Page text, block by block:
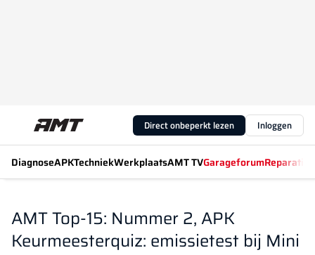
Direct onbeperkt lezen Inloggen
DiagnoseAPKTechniekWerkplaatsAMT TVGarageforum
AMT Top-15: Nummer 2, APK
Keurmeesterquiz: emissietest bij Mini